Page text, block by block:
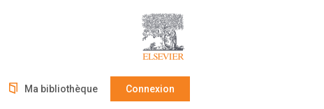
Ma bibliothèque Connexion